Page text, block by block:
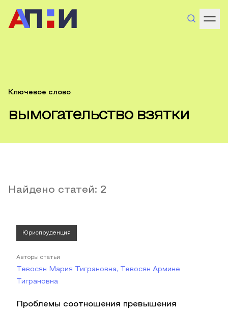
Ключевое слово
вымогательство взятки
Найдено статей: 2
Юриспруденция
Авторы статьи
Тевосян Мария Тиграновна, Тевосян Армине
Тиграновна
Проблемы соотношения превышения